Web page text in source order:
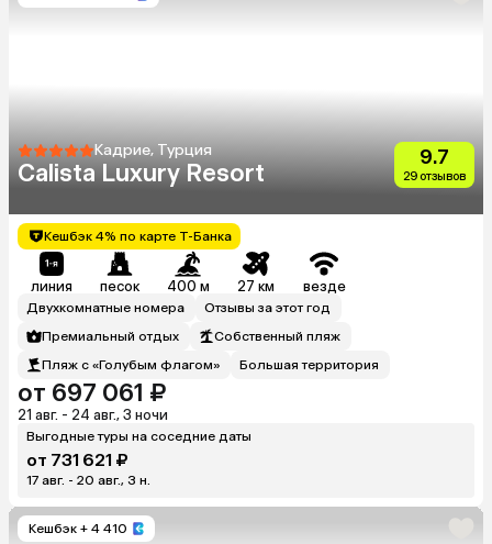
Кадрие, Турция
Calista Luxury Resort
9.7
29 отзывов
Кешбэк 4% по карте Т-Банка
линия песок 400 м 27 км везде
Двухкомнатные номера
Отзывы за этот год
Премиальный отдых
Собственный пляж
Пляж с «Голубым флагом»
Большая территория
от 697 061 ₽
21 авг. - 24 авг., 3 ночи
Выгодные туры на соседние даты
от 731 621 ₽
17 авг. - 20 авг., 3 н.
Кешбэк + 4 410